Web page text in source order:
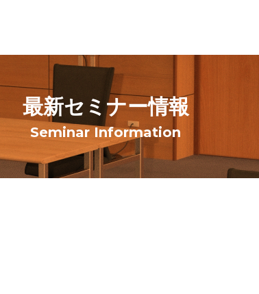
最新セミナー情報
Seminar Information